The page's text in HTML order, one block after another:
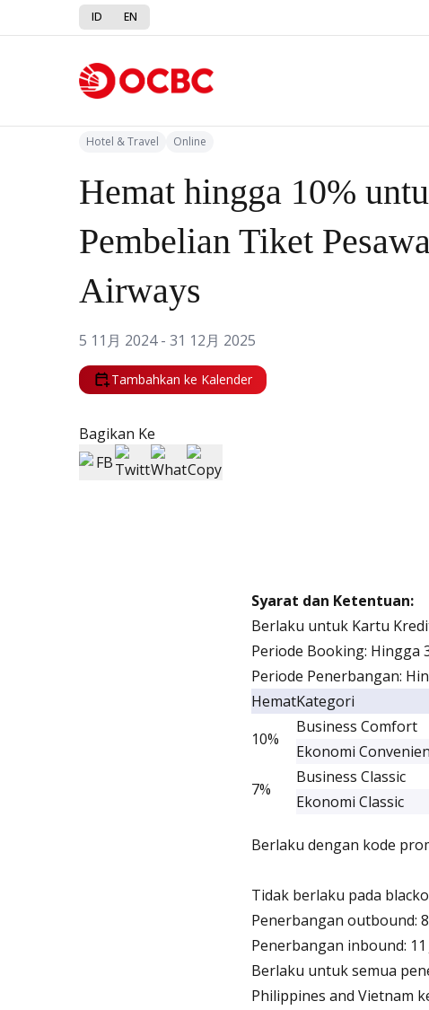
ID EN
Kembali ke Promo
Hotel & Travel Online
Hemat hingga 10%
Pembelian Tiket
Airways
5 11月 2024 - 31 12月 2025
Tambahkan ke Kalender
Bagikan Ke
Syarat dan Ketentuan:
Berlaku untuk Kartu
Periode Booking: Hingga
Periode Penerbangan:
HematKategori
10%
Business Comfort
Ekonomi
7%
Business Classic
Ekonomi Classic
Berlaku dengan kode
Tidak berlaku pada
Penerbangan outbound:
Penerbangan inbound:
Berlaku untuk semua
Philippines and Vietnam